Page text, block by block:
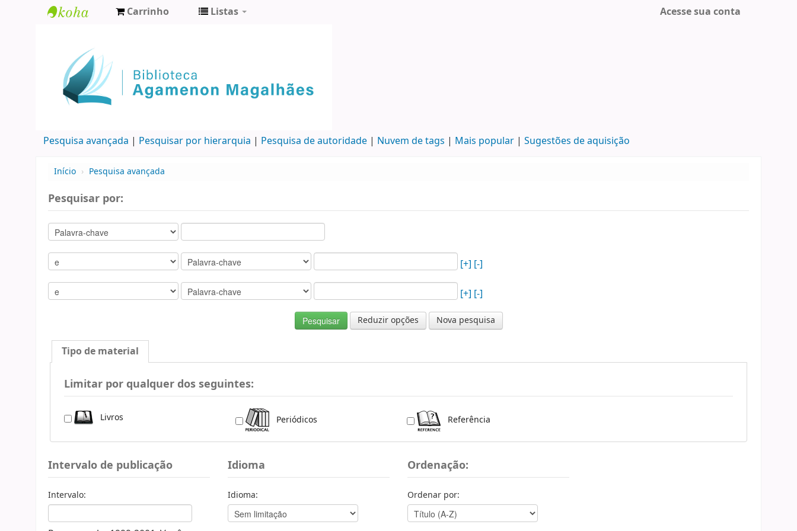
Agamenon
Magalhães
Carrinho Listas Acesse sua conta
Pesquisa avançada Pesquisar por hierarquia Pesquisa de autoridade Nuvem de tags Mais popular Sugestões de aquisição
Início › Pesquisa avançada
Pesquisar por:
[+] [-]
[+] [-]
Reduzir opções Nova pesquisa
Tipo de material
Limitar por qualquer dos seguintes:
Livros Periódicos Referência
Intervalo de publicação
Intervalo:
Idioma
Idioma:
Ordenação:
Ordenar por: